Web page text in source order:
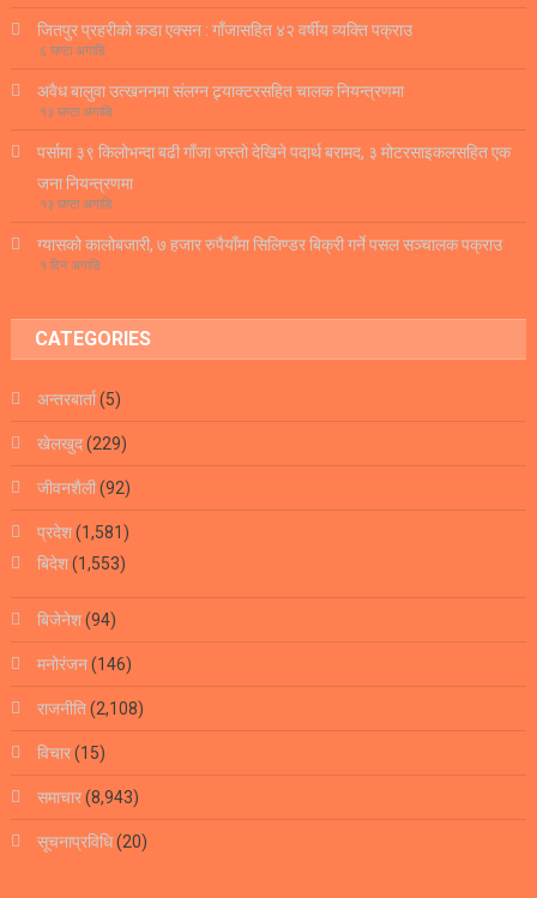
जितपुर प्रहरीको कडा एक्सन : गाँजासहित ४२ वर्षीय व्यक्ति पक्राउ
६ घण्टा अगाडि
अवैध बालुवा उत्खननमा संलग्न ट्र्याक्टरसहित चालक नियन्त्रणमा
१३ घण्टा अगाडि
पर्सामा ३९ किलोभन्दा बढी गाँजा जस्तो देखिने पदार्थ बरामद, ३ मोटरसाइकलसहित एक
जना नियन्त्रणमा
१३ घण्टा अगाडि
ग्यासको कालोबजारी, ७ हजार रुपैयाँमा सिलिण्डर बिक्री गर्ने पसल सञ्चालक पक्राउ
१ दिन अगाडि
CATEGORIES
अन्तरबार्ता(5)
खेलखुद(229)
जीवनशैली(92)
प्रदेश(1,581)
बिदेश(1,553)
बिजेनेश(94)
मनोरंजन(146)
राजनीति(2,108)
विचार(15)
समाचार(8,943)
सूचनाप्रविधि(20)